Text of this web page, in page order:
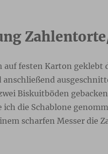
auf festen Karton geklebt
Biskuitböden
ich die Schablone
scharfen Messer die